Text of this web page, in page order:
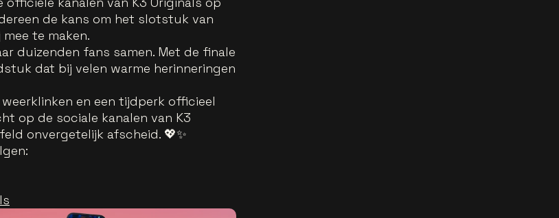
de kans om het slotstuk van
te maken.
duizenden fans samen. Met de finale
dat bij velen warme herinneringen
en een tijdperk officieel
op de sociale kanalen van K3
onvergetelijk afscheid. 💖✨